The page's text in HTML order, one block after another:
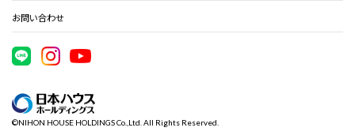
住まいのお手入れ集
事業部紹介
IR情報
木材調達指針
お問い合わせ
©NIHON HOUSE HOLDINGS Co.,Ltd. All Rights Reserved.